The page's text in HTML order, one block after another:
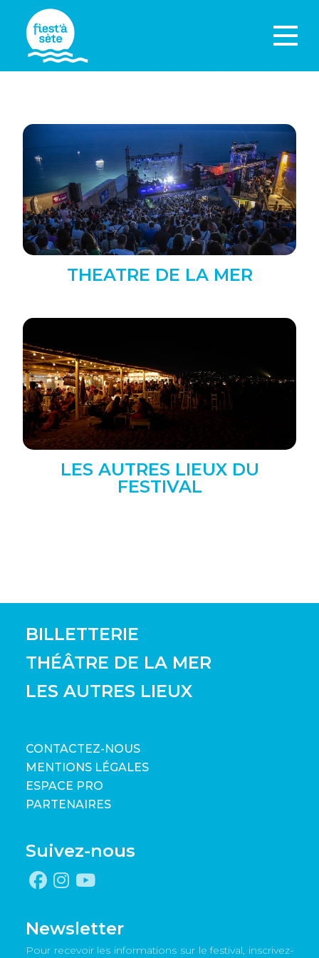
THEATRE DE LA MER
LES AUTRES LIEUX DU
FESTIVAL
BILLETTERIE
THÉÂTRE DE LA MER
LES AUTRES LIEUX
CONTACTEZ-NOUS
MENTIONS LÉGALES
ESPACE PRO
PARTENAIRES
Suivez-nous
Newsletter
Pour recevoir les informations sur le festival, inscrivez-